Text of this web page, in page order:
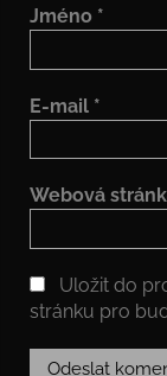
Jméno *
E-mail *
Webová
Uložit do
stránku pro